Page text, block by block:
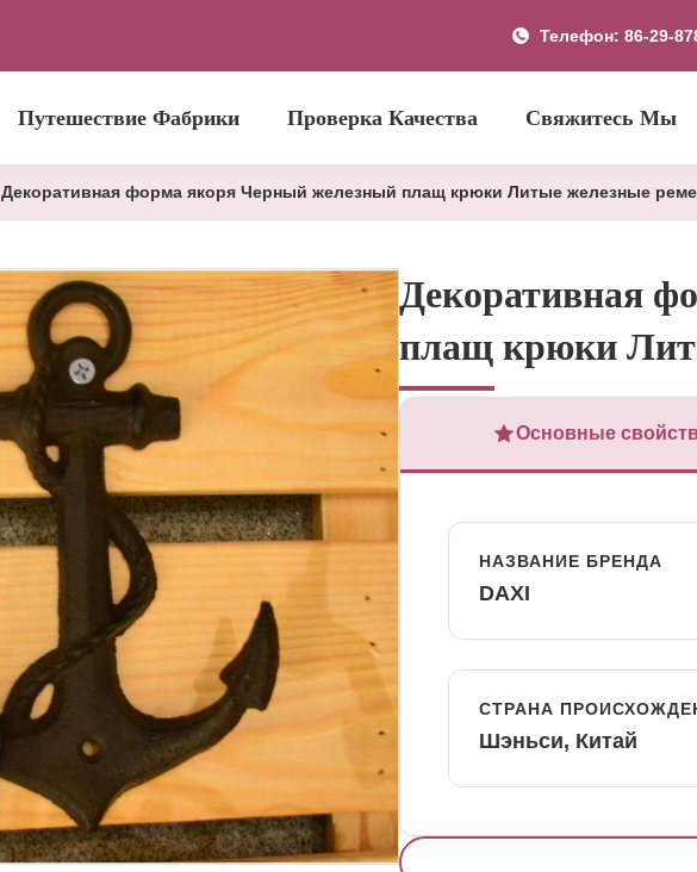
Телефон: 86-29-
Путешествие Фабрики Проверка Качества Свяжитесь Мы
Декоративная форма якоря Черный железный плащ крюки Литые железные
Декоративная
плащ крюки
Основные
НАЗВАНИЕ БРЕНДА
DAXI
СТРАНА
Шэньси, Китай